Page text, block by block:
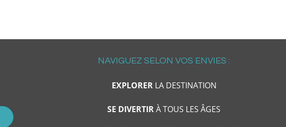
NAVIGUEZ SELON VOS ENVIES :
EXPLORERLA DESTINATION
SE DIVERTIRÀ TOUS LES ÂGES